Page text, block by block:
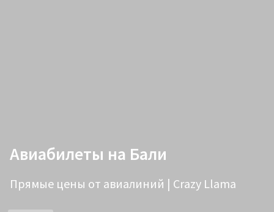
Авиабилеты на Бали
Прямые цены от авиалиний | Crazy Llama